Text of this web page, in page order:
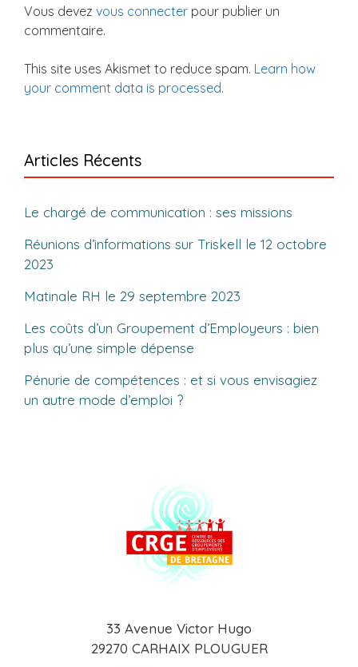
Vous devez vous connecter pour publier un
commentaire.
This site uses Akismet to reduce spam. Learn how
your comment data is processed.
Articles Récents
Le chargé de communication : ses missions
Réunions d’informations sur Triskell le 12 octobre
2023
Matinale RH le 29 septembre 2023
Les coûts d’un Groupement d’Employeurs : bien
plus qu’une simple dépense
Pénurie de compétences : et si vous envisagiez
un autre mode d’emploi ?
33 Avenue Victor Hugo
29270 CARHAIX PLOUGUER